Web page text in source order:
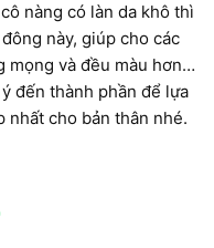
nàng có làn da khô thì
này, giúp cho các
mọng và đều màu hơn…
đến thành phần để lựa
nhất cho bản thân nhé.